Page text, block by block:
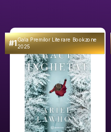
#1Gala Premilor Literare Bookzone
2025